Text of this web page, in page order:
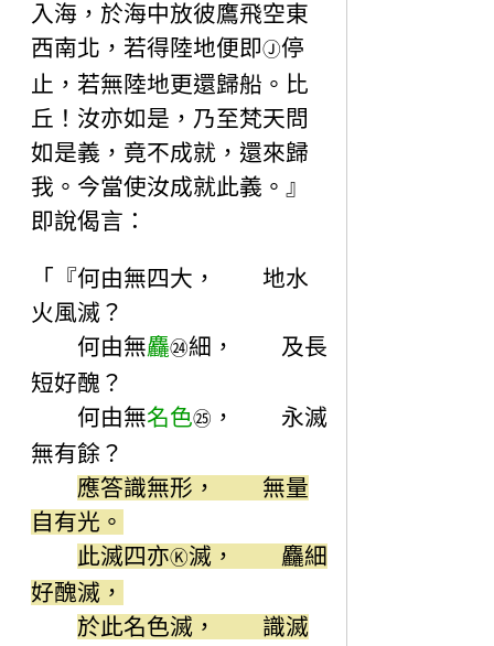
入海，於海中放彼鷹飛空東
西南北，若得陸地便即Ⓙ停
止，若無陸地更還歸船。比
丘！汝亦如是，乃至梵天問
如是義，竟不成就，還來歸
我。今當使汝成就此義。』
即說偈言：
「『何由無四大， 地水
火風滅？
何由無麤㉔細， 及長
短好醜？
何由無名色㉕ ， 永滅
無有餘？
應答識無形， 無量
自有光。
此滅四亦Ⓚ滅， 麤細
好醜滅，
於此名色滅， 識滅